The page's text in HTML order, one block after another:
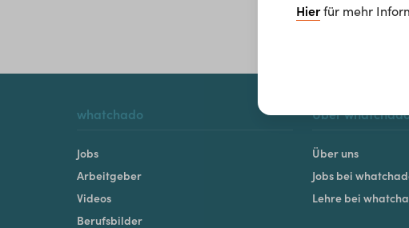
whatchado
Jobs
Arbeitgeber
Videos
Berufsbilder
Über
Über uns
Jobs bei
Lehre bei
Hierfür mehr